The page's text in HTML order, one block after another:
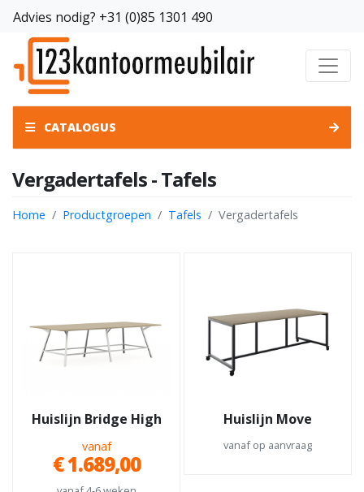
Advies nodig? +31 (0)85 1301 490
CATALOGUS
Vergadertafels - Tafels
Home Productgroepen Tafels Vergadertafels
Huislijn Bridge High
vanaf
€ 1.689,00
Huislijn Move
vanaf op aanvraag